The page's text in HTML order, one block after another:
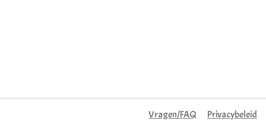
Vragen/FAQ Privacybeleid